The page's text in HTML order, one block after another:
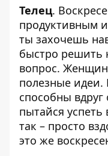
Телец.
продуктивным
ты захочешь
быстро решить
вопрос.
полезные
способны вдруг
пытайся успеть
так – просто
это же